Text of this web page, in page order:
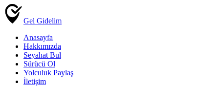
Gel Gidelim
Anasayfa
Hakkımızda
Seyahat Bul
Sürücü Ol
Yolculuk Paylaş
İletişim